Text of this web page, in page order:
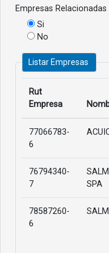
Empresas Relacionadas
Si
No
Listar Empresas
Rut
Empresa
77066783-
6
76794340-
7
SPA
78587260-
6